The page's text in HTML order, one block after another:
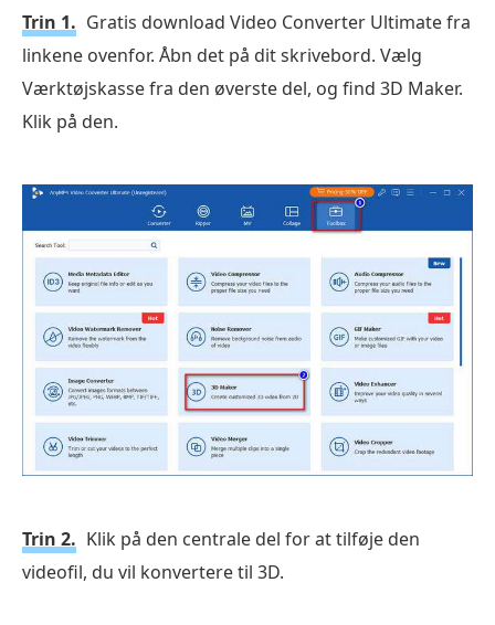
Trin 1. Gratis download Video Converter Ultimate fra
linkene ovenfor. Åbn det på dit skrivebord. Vælg
Værktøjskasse fra den øverste del, og find 3D Maker.
Klik på den.
Trin 2. Klik på den centrale del for at tilføje den
videofil, du vil konvertere til 3D.